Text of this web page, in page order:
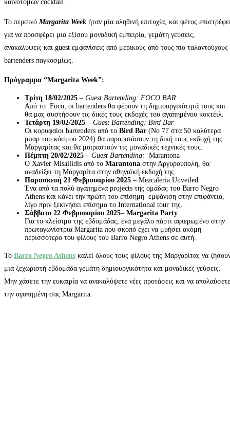
καινοτόμων cocktail.
Το περσινό Margarita Week ήταν μία αληθινή επιτυχία, και φέτος
για να προσφέρει μια εξίσου μοναδική εμπειρία, γεμάτη γεύσεις,
ανακαλύψεις και guest εμφανίσεις από μερικούς από τους πιο ταλαντούχους
bartenders παγκοσμίως.
Πρόγραμμα “Margarita Week”:
Τρίτη 18/02/2025 – Guest Bartending: FOCO BAR
Από το Foco, οι bartenders θα φέρουν τη δημιουργικότητά τους και
θα μας συστήσουν τις δικές τους εκδοχές του αγαπημένου κοκτέιλ.
Τετάρτη 19/02/2025 – Guest Bartending: Bird Bar
Οι κορυφαίοι bartenders από το Bird Bar (Νο 77 στα 50 καλύτερα
μπαρ του κόσμου 2024) θα παρουσιάσουν τη δική τους εκδοχή της
Μαργαρίτας και θα μοιραστούν τις μοναδικές τεχνικές τους.
Πέμπτη 20/02/2025 – Guest Bartending: Marantona
Ο Xavier Misailidis από το Marantona στην Αργυρούπολη, θα
αναδείξει τη Μαργαρίτα στην αθηναϊκή εκδοχή της.
Παρασκευή 21 Φεβρουαρίου 2025 – Mezcaleria Unveiled
Ένα από τα πολύ αγαπημένα projects της ομάδας του Barro Negro
Athens και κάνει την πρώτη του επίσημη εμφάνιση στην επιφάνεια,
λίγο πριν ξεκινήσει επίσημα το International tour της.
Σάββατο 22 Φεβρουαρίου 2025– Margarita Party
Για το κλείσιμο της εβδομάδας, ένα μεγάλο πάρτι αφιερωμένο στην
πρωταγωνίστρια Margarita που σκοπό έχει να μυήσει ακόμη
περισσότερο του φίλους του Barro Negro Athens σε αυτή.
Το Barro Negro Athens καλεί όλους τους φίλους της Μαργαρίτας να
μια ξεχωριστή εβδομάδα γεμάτη δημιουργικότητα και μοναδικές γεύσεις.
Μην χάσετε την ευκαιρία να ανακαλύψετε νέες προτάσεις και να απολαύσετε
την αγαπημένη σας Margarita.